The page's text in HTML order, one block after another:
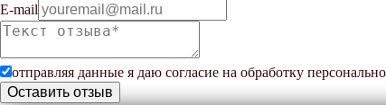
E-mail
отправляя данные я даю согласие на обработку